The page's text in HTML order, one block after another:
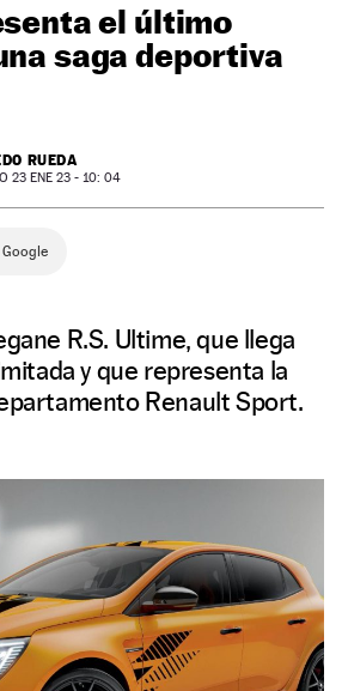
el último
saga deportiva
RUEDA
23 ENE 23 - 10: 04
Google
R.S. Ultime, que llega
y que representa la
Renault Sport.